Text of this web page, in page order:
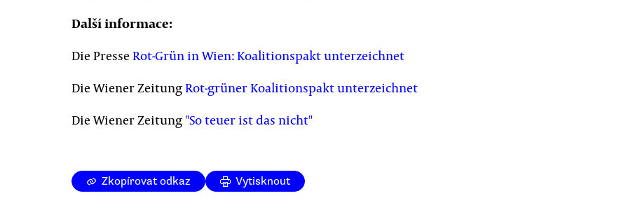
Další informace:
Die PresseRot-Grün in Wien: Koalitionspakt unterzeichnet
Die Wiener ZeitungRot-grüner Koalitionspakt unterzeichnet
Die Wiener Zeitung "So teuer ist das nicht"
Zkopírovat odkaz Vytisknout